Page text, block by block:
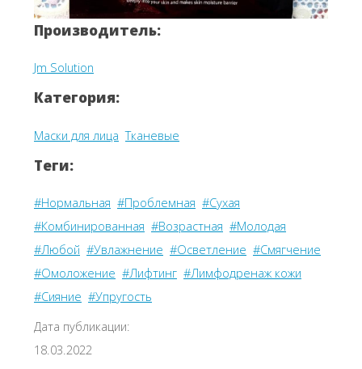
Производитель:
Jm Solution
Категория:
Маски для лица Тканевые
Теги:
#Нормальная #Проблемная #Сухая
#Комбинированная #Возрастная #Молодая
#Любой #Увлажнение #Осветление #Смягчение
#Омоложение #Лифтинг #Лимфодренаж кожи
#Сияние #Упругость
Дата публикации:
18.03.2022